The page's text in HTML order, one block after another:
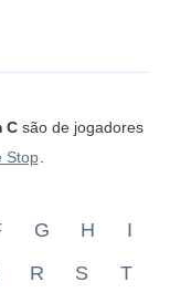
Csão de jogadores
Stop
G H
I
R S
T